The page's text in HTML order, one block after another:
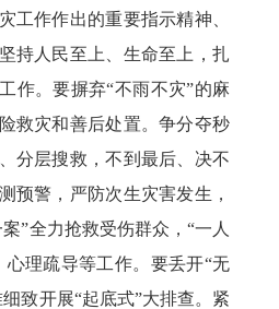
工作作出的重要指示精神、
持人民至上、生命至上，扎
作。要摒弃“不雨不灾”的麻
救灾和善后处置。争分夺秒
分层搜救，不到最后、决不
预警，严防次生灾害发生，
”全力抢救受伤群众，“一人
心理疏导等工作。要丢开“无
致开展“起底式”大排查。紧